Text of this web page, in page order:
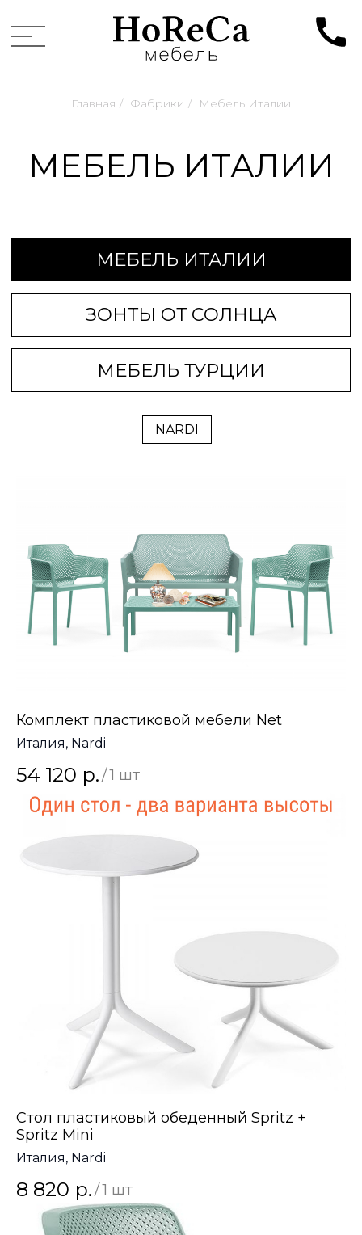
Главная / Фабрики / Мебель Италии
МЕБЕЛЬ ИТАЛИИ
МЕБЕЛЬ ТУРЦИИ
NARDI
Комплект пластиковой мебели Net
Италия, Nardi
54 120 р./1 шт
Стол пластиковый обеденный Spritz +
Spritz Mini
Италия, Nardi
8 820 р./1 шт